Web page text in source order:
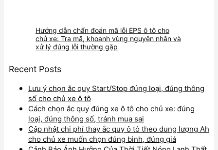
Hướng dẫn chẩn đoán mã lỗi EPS ô tô cho
chủ xe: Tra mã, khoanh vùng nguyên nhân và
xử lý đúng lỗi thường gặp
Recent Posts
Lưu ý chọn ắc quy Start/Stop đúng loại, đúng thông
số cho chủ xe ô tô
Cách chọn ắc quy đúng xe ô tô cho chủ xe: đúng
loại, đúng thông số, tránh mua sai
Cập nhật chi phí thay ắc quy ô tô theo dung lượng Ah
cho chủ xe muốn chọn đúng bình, đúng giá